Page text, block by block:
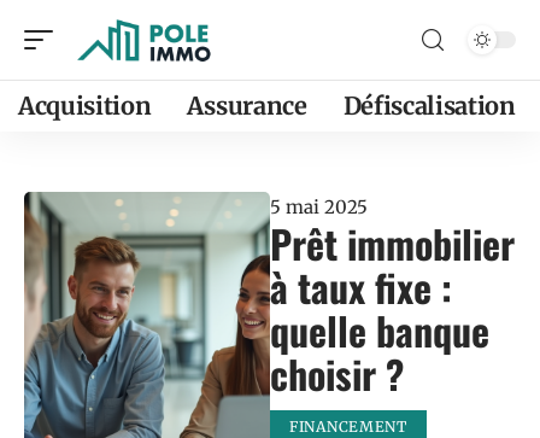
Acquisition Assurance Défiscalisation
5 mai 2025
Prêt immobilier
à taux fixe :
quelle banque
choisir ?
FINANCEMENT